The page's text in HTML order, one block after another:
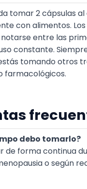
tomar 2 cápsulas al
con alimentos.
entre las
constante.
tomando otros
farmacológicos.
debo tomarlo?
de forma continua
o según